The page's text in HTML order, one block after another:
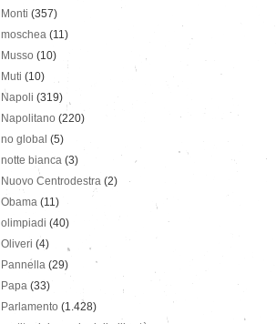
Monti (357)
moschea (11)
Musso (10)
Muti (10)
Napoli (319)
Napolitano (220)
no global (5)
notte bianca (3)
Nuovo Centrodestra (2)
Obama (11)
olimpiadi (40)
Oliveri (4)
Pannella (29)
Papa (33)
Parlamento (1.428)